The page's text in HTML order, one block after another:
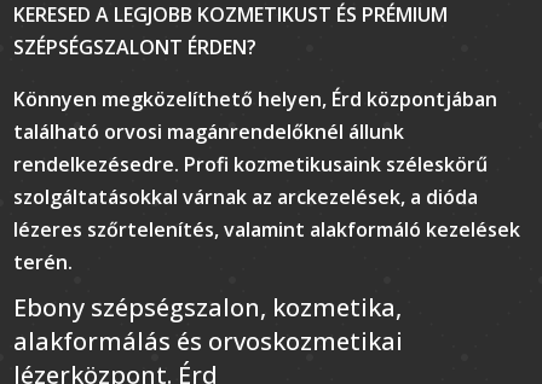
KERESED A LEGJOBB KOZMETIKUST ÉS PRÉMIUM
SZÉPSÉGSZALONT ÉRDEN?
Könnyen megközelíthető helyen, Érd központjában
található orvosi magánrendelőknél állunk
rendelkezésedre. Profi kozmetikusaink széleskörű
szolgáltatásokkal várnak az arckezelések, a dióda
lézeres szőrtelenítés, valamint alakformáló kezelések
terén.
Ebony szépségszalon, kozmetika,
alakformálás és orvoskozmetikai
lézerközpont. Érd